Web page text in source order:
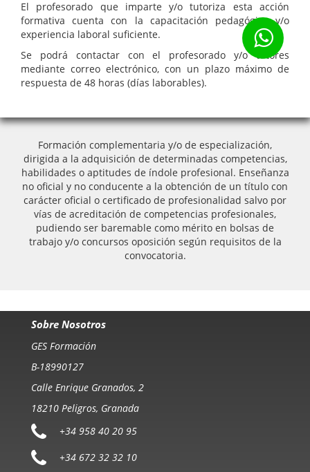
El profesorado que imparte y/o tutoriza esta acción
formativa cuenta con la capacitación pedagógica y/o
experiencia laboral suficiente.
Se podrá contactar con el profesorado y/o tutores
mediante correo electrónico, con un plazo máximo de
respuesta de 48 horas (días laborables).
Formación complementaria y/o de especialización,
dirigida a la adquisición de determinadas competencias,
habilidades o aptitudes de índole profesional. Enseñanza
no oficial y no conducente a la obtención de un título con
carácter oficial o certificado de profesionalidad salvo por
vías de acreditación de competencias profesionales,
pudiendo ser baremable como mérito en bolsas de
trabajo y/o concursos oposición según requisitos de la
convocatoria.
Sobre Nosotros
GES Formación
B-18990127
Calle Enrique Granados, 2
18210 Peligros, Granada
+34 958 40 20 95
+34 672 32 32 10